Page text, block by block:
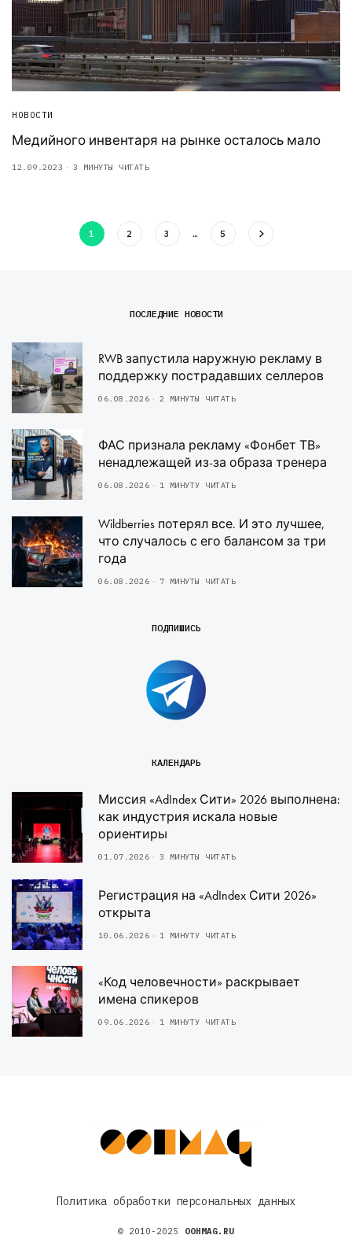
НОВОСТИ
Медийного инвентаря на рынке осталось мало
12.09.2023 3 МИНУТЫ ЧИТАТЬ
1 2 3 … 5
ПОСЛЕДНИЕ НОВОСТИ
RWB запустила наружную рекламу в
поддержку пострадавших селлеров
06.08.2026 2 МИНУТЫ ЧИТАТЬ
ФАС признала рекламу «Фонбет ТВ»
ненадлежащей из-за образа тренера
06.08.2026 1 МИНУТУ ЧИТАТЬ
Wildberries потерял все. И это лучшее,
что случалось с его балансом за три
года
06.08.2026 7 МИНУТЫ ЧИТАТЬ
ПОДПИШИСЬ
КАЛЕНДАРЬ
Миссия «AdIndex Сити» 2026 выполнена:
как индустрия искала новые
ориентиры
01.07.2026 3 МИНУТЫ ЧИТАТЬ
Регистрация на «AdIndex Сити 2026»
открыта
10.06.2026 1 МИНУТУ ЧИТАТЬ
«Код человечности» раскрывает
имена спикеров
09.06.2026 1 МИНУТУ ЧИТАТЬ
Политика обработки персональных данных
© 2010-2025 OOHMAG.RU